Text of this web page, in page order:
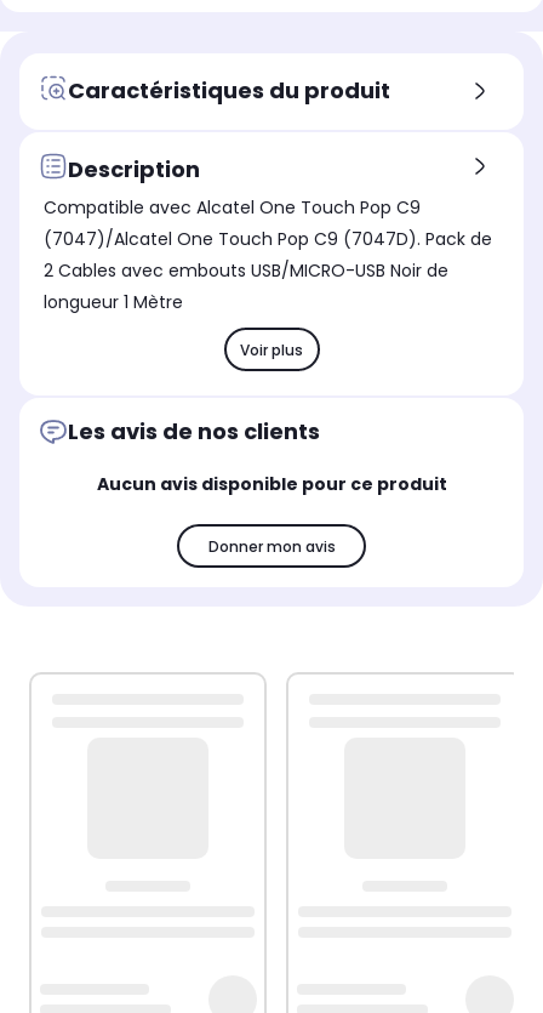
Caractéristiques du produit
Description
Compatible avec Alcatel One Touch Pop C9
(7047)/Alcatel One Touch Pop C9 (7047D). Pack de
2 Cables avec embouts USB/MICRO-USB Noir de
longueur 1 Mètre
Voir plus
Les avis de nos clients
Aucun avis disponible pour ce produit
Donner mon avis